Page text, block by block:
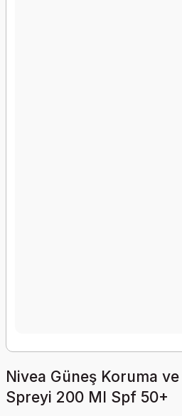
Nivea Güneş Koruma
Spreyi 200 Ml Spf 50+